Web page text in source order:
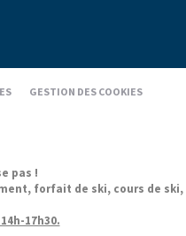
GESTION DES COOKIES
pas !
forfait de ski, cours de
17h30.